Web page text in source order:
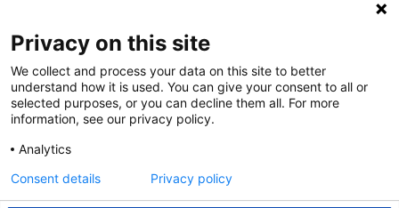
935 120 481
@CGTCatalunya
cgtcatalunya
Privacy on this site
We collect and process your data on this site to better
understand how it is used. You can give your consent to all or
selected purposes, or you can decline them all. For more
information, see our privacy policy.
Analytics
Consent details
Privacy policy